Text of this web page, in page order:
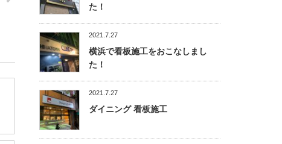
た！
2021.7.27
横浜で看板施工をおこなしまし
た！
2021.7.27
ダイニング 看板施工